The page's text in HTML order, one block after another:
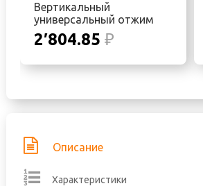
Вертикальный
универсальный отжим
2′804.85 ₽
Описание
Характеристики